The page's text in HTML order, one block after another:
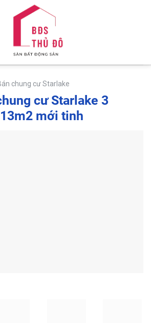
chung cư Starlake
cư Starlake 3
mới tinh